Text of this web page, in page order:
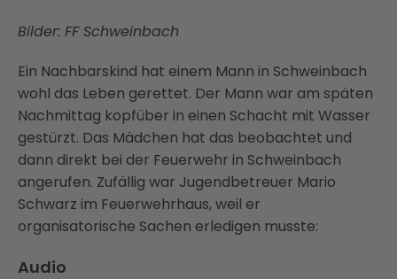
Bilder: FF Schweinbach
Ein Nachbarskind hat einem Mann in Schweinbach
wohl das Leben gerettet. Der Mann war am späten
Nachmittag kopfüber in einen Schacht mit Wasser
gestürzt. Das Mädchen hat das beobachtet und
dann direkt bei der Feuerwehr in Schweinbach
angerufen. Zufällig war Jugendbetreuer Mario
Schwarz im Feuerwehrhaus, weil er
organisatorische Sachen erledigen musste:
Audio